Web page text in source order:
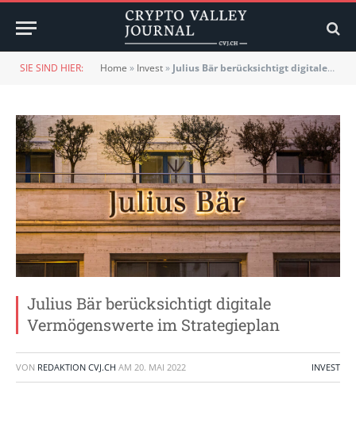
SIE SIND HIER: Home » Invest» Julius Bär berücksichtigt digitale Vermögenswerte im Strategieplan
Julius Bär berücksichtigt digitale
Vermögenswerte im Strategieplan
VON REDAKTION CVJ.CH AM 20. MAI 2022 INVEST